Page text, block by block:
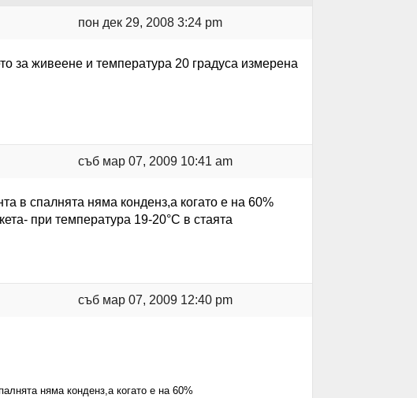
пон дек 29, 2008 3:24 pm
за живеене и температура 20 градуса измерена
съб мар 07, 2009 10:41 am
в спалнята няма конденз,а когато е на 60%
при температура 19-20°C в стаята
съб мар 07, 2009 12:40 pm
няма конденз,а когато е на 60%